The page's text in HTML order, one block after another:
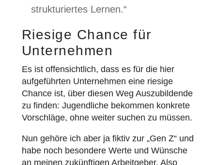
strukturiertes Lernen.“
Riesige Chance für
Unternehmen
Es ist offensichtlich, dass es für die hier
aufgeführten Unternehmen eine riesige
Chance ist, über diesen Weg Auszubildende
zu finden: Jugendliche bekommen konkrete
Vorschläge, ohne weiter suchen zu müssen.
Nun gehöre ich aber ja fiktiv zur „Gen Z“ und
habe noch besondere Werte und Wünsche
an meinen zukünftigen Arbeitgeber. Also